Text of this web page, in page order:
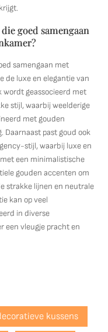
goed samengaan
samengaan met
de luxe en elegantie van
wordt geassocieerd met
stijl, waarbij weelderige
met gouden
Daarnaast past goud ook
stijl, waarbij luxe en
een minimalistische
gouden accenten om
strakke lijnen en neutrale
kan op veel
in diverse
een vleugje pracht en
kussens